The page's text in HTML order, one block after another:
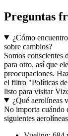
Preguntas
¿Cómo
sobre cambios?
Somos conscientes
para otro, así que
preocupaciones.
el filtro "Políticas
listo para visitar
¿Qué aerolíneas
No importa cuándo
siguientes